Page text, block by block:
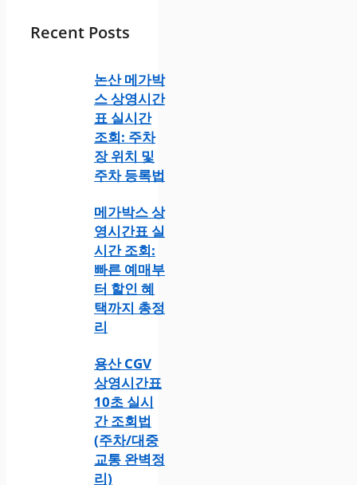
Recent Posts
논산 메가박
스 상영시간
표 실시간
조회: 주차
장 위치 및
주차 등록법
메가박스 상
영시간표 실
시간 조회:
빠른 예매부
터 할인 혜
택까지 총정
리
용산 CGV
상영시간표
10초 실시
간 조회법
(주차/대중
교통 완벽정
리)